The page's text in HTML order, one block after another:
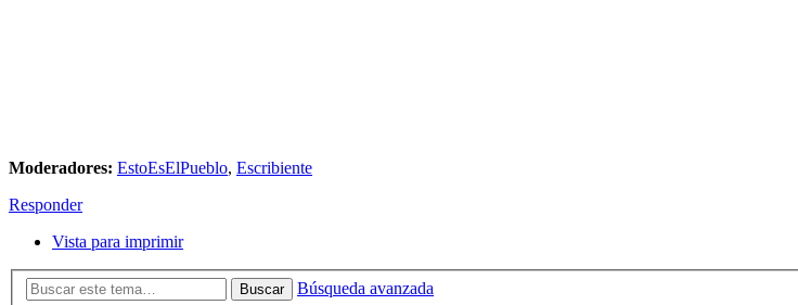
Moderadores: EstoEsElPueblo, Escribiente
Responder
Vista para imprimir
Buscar
Búsqueda avanzada